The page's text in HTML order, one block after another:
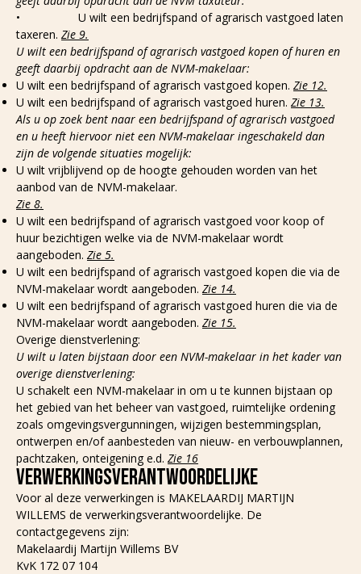
• U wilt een bedrijfspand of agrarisch vastgoed laten
taxeren. Zie 9.
U wilt een bedrijfspand of agrarisch vastgoed kopen of huren en
geeft daarbij opdracht aan de NVM-makelaar:
U wilt een bedrijfspand of agrarisch vastgoed kopen. Zie 12.
U wilt een bedrijfspand of agrarisch vastgoed huren. Zie 13.
Als u op zoek bent naar een bedrijfspand of agrarisch vastgoed
en u heeft hiervoor niet een NVM-makelaar ingeschakeld dan
zijn de volgende situaties mogelijk:
U wilt vrijblijvend op de hoogte gehouden worden van het
aanbod van de NVM-makelaar.
Zie 8.
U wilt een bedrijfspand of agrarisch vastgoed voor koop of
huur bezichtigen welke via de NVM-makelaar wordt
aangeboden. Zie 5.
U wilt een bedrijfspand of agrarisch vastgoed kopen die via de
NVM-makelaar wordt aangeboden. Zie 14.
U wilt een bedrijfspand of agrarisch vastgoed huren die via de
NVM-makelaar wordt aangeboden. Zie 15.
Overige dienstverlening:
U wilt u laten bijstaan door een NVM-makelaar in het kader van
overige dienstverlening:
U schakelt een NVM-makelaar in om u te kunnen bijstaan op
het gebied van het beheer van vastgoed, ruimtelijke ordening
zoals omgevingsvergunningen, wijzigen bestemmingsplan,
ontwerpen en/of aanbesteden van nieuw- en verbouwplannen,
pachtzaken, onteigening e.d. Zie 16
VERWERKINGSVERANTWOORDELIJKE
Voor al deze verwerkingen is MAKELAARDIJ MARTIJN
WILLEMS de verwerkingsverantwoordelijke. De
contactgegevens zijn:
Makelaardij Martijn Willems BV
KvK 172 07 104